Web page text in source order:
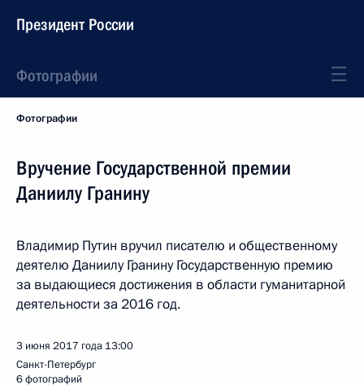
Президент России
Фотографии
Фотографии
Вручение Государственной премии
Даниилу Гранину
Владимир Путин вручил писателю и общественному
деятелю Даниилу Гранину Государственную премию
за выдающиеся достижения в области гуманитарной
деятельности за 2016 год.
3 июня 2017 года 13:00
Санкт-Петербург
6 фотографий